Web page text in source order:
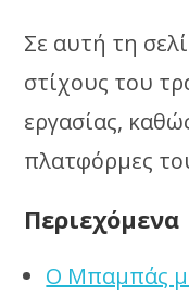
Σε αυτή τη
στίχους του
εργασίας,
πλατφόρμες
Περιεχόμενα
Ο Μπαμπάς